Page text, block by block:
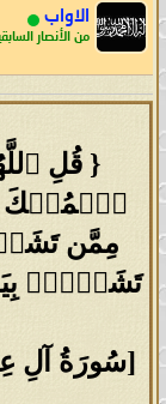
الاواب
من الأنصار
{ قُلِ
ٱلۡمُلۡكَ
مِمَّن
تَشَاۤءُۖ
[سُورَةُ آلِ عِمۡرَانَ: